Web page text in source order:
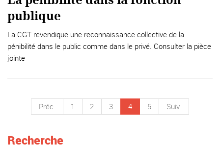
publique
La CGT revendique une reconnaissance collective de la
pénibilité dans le public comme dans le privé. Consulter la pièce
jointe
Préc. 1 2 3 4 5 Suiv.
Recherche